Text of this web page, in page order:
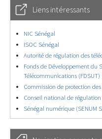
Liens intéressants
NIC Sénégal
ISOC Sénégal
Autorité de régulation des
Fonds de Développement du
Télécommunications (FDSUT)
Commission de protection
Conseil national de régulation
Sénégal numérique (SENUM